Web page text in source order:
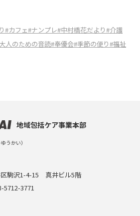
#カフェ#ナンプレ#中村橋花だより#介護
人のための音読#奉優会#季節の便り#福祉
地域包括ケア事業本部
ゆうかい）
駒沢1-4-15 真井ビル5階
5712-3771